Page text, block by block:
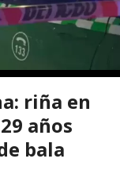
riña en
años
bala